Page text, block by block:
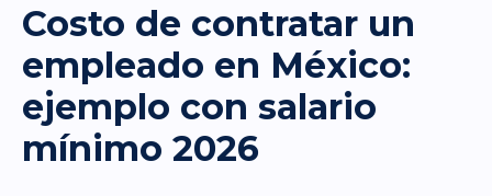
Costo de contratar un
empleado en México:
ejemplo con salario
mínimo 2026